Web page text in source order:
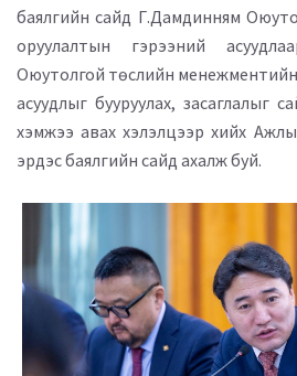
баялгийн сайд Г.Дамдинням
оруулалтын гэрээний
Оюутолгой төслийн
асуудлыг бууруулах, засаглалыг
хэмжээ авах хэлэлцээр хийх
эрдэс баялгийн сайд ахалж буй.